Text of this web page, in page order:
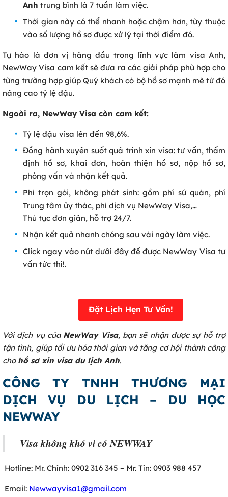
Anh trung bình là 7 tuần làm việc.
Thời gian này có thể nhanh hoặc chậm hơn, tùy thuộc
vào số lượng hồ sơ được xử lý tại thời điểm đó.
Tự hào là đơn vị hàng đầu trong lĩnh vực làm visa Anh,
NewWay Visa cam kết sẽ đưa ra các giải pháp phù hợp cho
từng trường hợp giúp Quý khách có bộ hồ sơ mạnh mẽ từ đó
nâng cao tỷ lệ đậu.
Ngoài ra, NewWay Visa còn cam kết:
Tỷ lệ đậu visa lên đến 98,6%.
Đồng hành xuyên suốt quá trình xin visa: tư vấn, thẩm
định hồ sơ, khai đơn, hoàn thiện hồ sơ, nộp hồ sơ,
phỏng vấn và nhận kết quả.
Phí trọn gói, không phát sinh: gồm phí sứ quán, phí
Trung tâm ủy thác, phí dịch vụ NewWay Visa,…
Thủ tục đơn giản, hỗ trợ 24/7.
Nhận kết quả nhanh chóng sau vài ngày làm việc.
Click ngay vào nút dưới đây để được NewWay Visa tư
vấn tức thì!.
Đặt Lịch Hẹn Tư Vấn!
Với dịch vụ của NewWay Visa, bạn sẽ nhận được sự hỗ trợ
tận tình, giúp tối ưu hóa thời gian và tăng cơ hội thành công
cho hồ sơ xin visa du lịch Anh.
CÔNG TY TNHH THƯƠNG MẠI
DỊCH VỤ DU LỊCH – DU HỌC
NEWWAY
Visa không khó vì có NEWWAY
Hotline: Mr. Chính: 0902 316 345 – Mr. Tín: 0903 988 457
Email: Newwayvisa1@gmail.com